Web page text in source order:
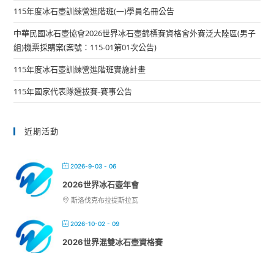
115年度冰石壺訓練營進階班(一)學員名冊公告
中華民國冰石壺協會2026世界冰石壺錦標賽資格會外賽泛大陸區(男子
組)機票採購案(案號：115-01第01次公告)
115年度冰石壺訓練營進階班實施計畫
115年國家代表隊選拔賽-賽事公告
近期活動
2026-9-03 - 06
2026世界冰石壺年會
斯洛伐克布拉提斯拉瓦
2026-10-02 - 09
2026世界混雙冰石壺資格賽